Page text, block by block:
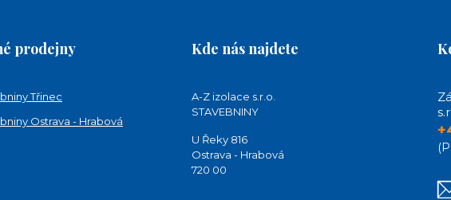
prodejny
Třinec
Ostrava - Hrabová
Kde nás najdete
A-Z izolace s.r.o.
STAVEBNINY
U Řeky 816
Ostrava - Hrabová
720 00